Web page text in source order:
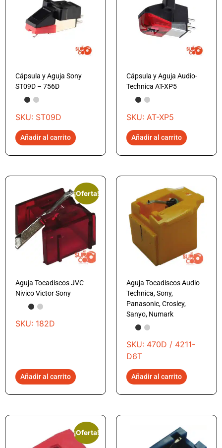
Cápsula y Aguja Sony
ST09D – 756D
SKU: ST09D
Añadir al carrito
Cápsula y Aguja Audio-
Technica AT-XP5
SKU: AT-XP5
Añadir al carrito
¡Oferta!
Aguja Tocadiscos JVC
Nivico Victor Sony
SKU: 182D
Añadir al carrito
Aguja Tocadiscos Audio
Technica, Sony,
Panasonic, Crosley,
Sanyo, Numark
SKU: 470D / 4211-
D6T
Añadir al carrito
¡Oferta!